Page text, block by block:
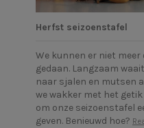
Herfst seizoenstafel
We kunnen er niet
gedaan. Langzaam
naar sjalen en mutsen
we wakker met het getik
om onze seizoenstafel
geven. Benieuwd hoe?